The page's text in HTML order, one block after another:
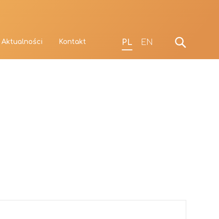
Aktualności Kontakt PL EN